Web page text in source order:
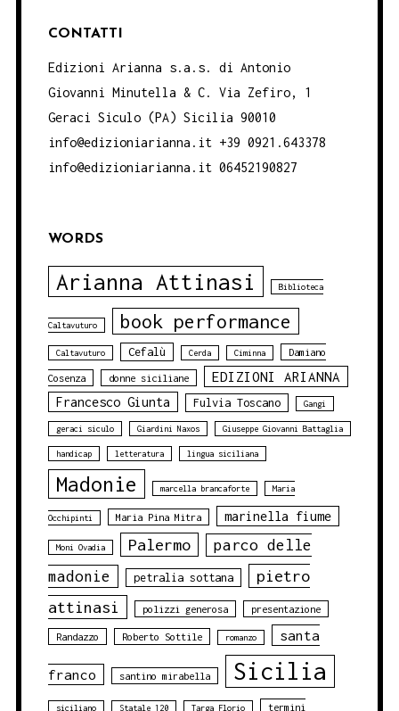
CONTATTI
Edizioni Arianna s.a.s. di Antonio
Giovanni Minutella & C. Via Zefiro, 1
Geraci Siculo (PA) Sicilia 90010
info@edizioniarianna.it +39 0921.643378
info@edizioniarianna.it 06452190827
WORDS
Arianna Attinasi Biblioteca
Caltavuturo book performance
Caltavuturo Cefalù Cerda Ciminna Damiano
Cosenza donne siciliane EDIZIONI ARIANNA
Francesco Giunta Fulvia Toscano Gangi
geraci siculo Giardini Naxos Giuseppe Giovanni Battaglia
handicap letteratura lingua siciliana
Madonie marcella brancaforte Maria
Occhipinti Maria Pina Mitra marinella fiume
Moni Ovadia Palermo
parco delle
madonie
petralia sottana
pietro
attinasi
polizzi generosa presentazione
Randazzo Roberto Sottile romanzo santa
franco santino mirabella Sicilia
siciliano Statale 120 Targa Florio termini